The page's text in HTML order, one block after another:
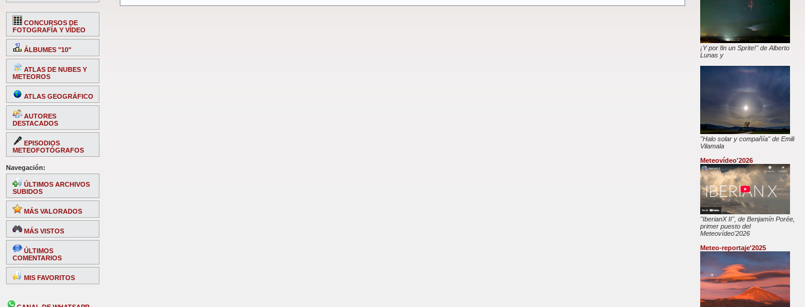
CONCURSOS DE
FOTOGRAFÍA Y VÍDEO
ÁLBUMES "10"
ATLAS DE NUBES Y
METEOROS
ATLAS GEOGRÁFICO
AUTORES
DESTACADOS
EPISODIOS
METEOFOTÓGRAFOS
Navegación:
ÚLTIMOS ARCHIVOS
SUBIDOS
MÁS VALORADOS
MÁS VISTOS
ÚLTIMOS
COMENTARIOS
MIS FAVORITOS
¡Y por fin un Sprite!" de Alberto
Lunas y
"Halo solar y compañía" de Emili
Vilamala
Meteovídeo'2026
"IberianX II", de Benjamín Porée,
primer puesto del
Meteovídeo'2026
Meteo-reportaje'2025